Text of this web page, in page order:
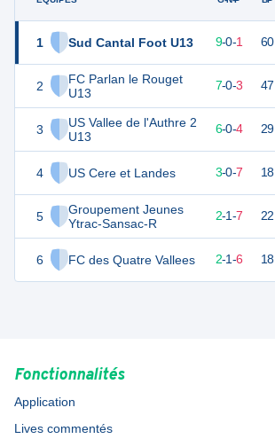
1 Sud Cantal Foot U13
2
FC Parlan le Rouget
U13
3
US Vallee de l'Authre 2
U13
4 US Cere et Landes
5
Groupement Jeunes
Ytrac-Sansac-R
6 FC des Quatre Vallees
27 10 9-0-1 60
21 7-0-3 47
18 10 6-0-4 29
9 3-0-7 18
7 2-1-7 22
6 10 2-1-6 18
Fonctionnalités
Application
Lives commentés